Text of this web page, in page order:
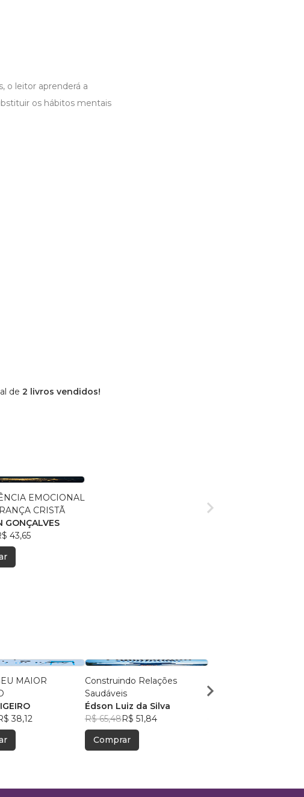
o leitor aprenderá a
os hábitos mentais
de 2 livros vendidos!
EMOCIONAL
CRISTÃ
GONÇALVES
43,65
MAIOR
38,12
Construindo Relações
Saudáveis
Édson Luiz da Silva
R$ 65,48R$ 51,84
Comprar
Princípios para o